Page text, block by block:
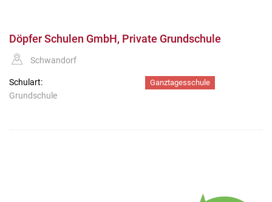
Döpfer Schulen GmbH, Private Grundschule
Schwandorf
Schulart:
Grundschule
Ganztagesschule